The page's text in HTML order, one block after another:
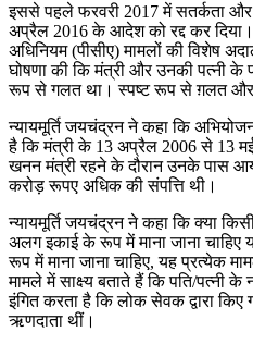
इससे पहले फरवरी 2017 में सतर्कता और
अप्रैल 2016 के आदेश को रद्द कर दिया।
अधिनियम (पीसीए) मामलों की विशेष
घोषणा की कि मंत्री और उनकी पत्नी के
रूप से गलत था। स्पष्ट रूप से ग़लत और
न्यायमूर्ति जयचंद्रन ने कहा कि
है कि मंत्री के 13 अप्रैल 2006 से 13
खनन मंत्री रहने के दौरान उनके पास
करोड़ रूपए अधिक की संपत्ति थी।
न्यायमूर्ति जयचंद्रन ने कहा कि क्या
अलग इकाई के रूप में माना जाना
रूप में माना जाना चाहिए, यह प्रत्येक
मामले में साक्ष्य बताते हैं कि पति/पत्नी के
इंगित करता है कि लोक सेवक द्वारा किए
ऋणदाता थीं।